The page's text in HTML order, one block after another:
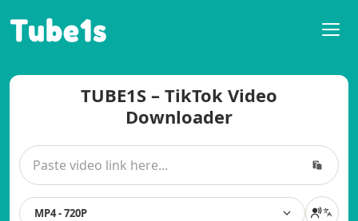
Tube1s
TUBE1S – TikTok Video
Downloader
MP4 - 720P